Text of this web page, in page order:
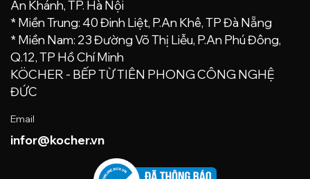
An Khánh, TP. Hà Nội
* Miền Trung: 40 Đinh Liệt, P.An Khê, TP Đà Nẵng
* Miền Nam: 23 Đường Võ Thị Liễu, P.An Phú Đông,
Q.12, TP Hồ Chí Minh
KÖCHER - BẾP TỪ TIÊN PHONG CÔNG NGHỆ
ĐỨC
Email
infor@kocher.vn